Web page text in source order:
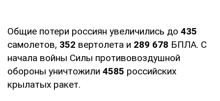
Общие потери россиян увеличились до 435
самолетов, 352 вертолета и 289 678 БПЛА. С
начала войны Силы противовоздушной
обороны уничтожили 4585 российских
крылатых ракет.